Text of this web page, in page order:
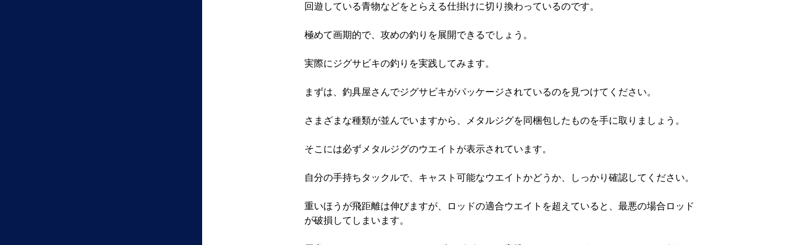
回遊している青物などをとらえる仕掛けに切り換わっているのです。
極めて画期的で、攻めの釣りを展開できるでしょう。
実際にジグサビキの釣りを実践してみます。
まずは、釣具屋さんでジグサビキがパッケージされているのを見つけてください。
さまざまな種類が並んでいますから、メタルジグを同梱包したものを手に取りましょう。
そこには必ずメタルジグのウエイトが表示されています。
自分の手持ちタックルで、キャスト可能なウエイトかどうか、しっかり確認してください。
重いほうが飛距離は伸びますが、ロッドの適合ウエイトを超えていると、最悪の場合ロッド
が破損してしまいます。